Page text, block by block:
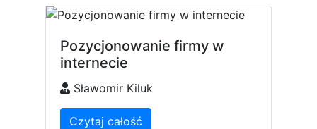
Pozycjonowanie firmy w
internecie
Sławomir Kiluk
Czytaj całość